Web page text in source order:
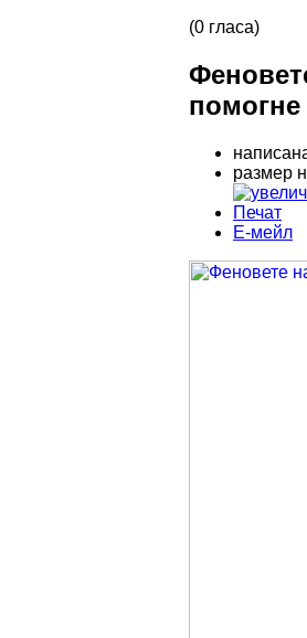
(0 гласа)
помогне
размер
Печат
Е-мейл